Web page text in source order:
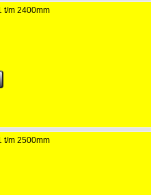
t/m 2400mm
t/m 2500mm